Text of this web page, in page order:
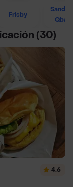
Frisby
(30)
4.6